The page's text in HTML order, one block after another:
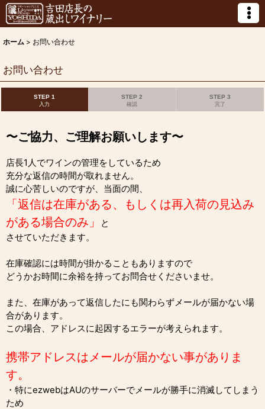
ホーム > お問い合わせ
お問い合わせ
STEP 1
入力
STEP 2
確認
STEP 3
完了
〜ご協力、ご理解お願いします〜
店長1人でワインの管理をしているため
充分な返信の時間が取れません。
誠に心苦しいのですが、当面の間、
「返信は在庫がある、もしくは再入荷の見込み
がある場合のみ」
と
させていただきます。
在庫確認には時間が掛かることもありますので
どうかお時間に余裕を持ってお問合せくださいませ。
また、在庫があって返信したにも関わらずメールが届かない場
合があります。
この場合、アドレスに起因するエラーが考えられます。
携帯アドレスはメールが届かない事がありま
す。
・特にezwebはAUのサーバーでメールが勝手に消滅してしまう
ため